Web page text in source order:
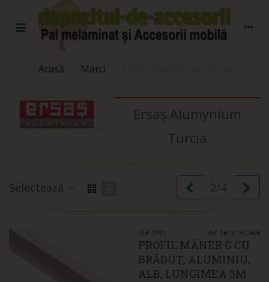
Acasă Marci
Ersaș Alumynium
Turcia
Selectează Prec.2/4
ID#: 2791 Ref: SM1013G-ALB
PROFIL MÂNER G CU
BRĂDUȚ, ALUMINIU,
ALB, LUNGIMEA 3M